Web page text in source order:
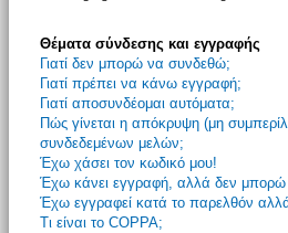
Θέματα σύνδεσης και εγγραφής
Γιατί δεν μπορώ να συνδεθώ;
Γιατί πρέπει να κάνω εγγραφή;
Γιατί αποσυνδέομαι αυτόματα;
Πώς γίνεται η απόκρυψη (μη
συνδεδεμένων μελών;
Έχω χάσει τον κωδικό μου!
Έχω κάνει εγγραφή, αλλά δεν
Έχω εγγραφεί κατά το παρελθόν
Τι είναι το COPPA;